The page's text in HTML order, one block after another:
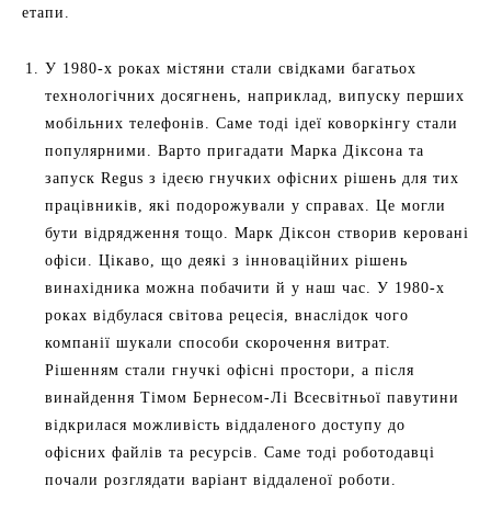
етапи.
У 1980-х роках містяни стали свідками багатьох
технологічних досягнень, наприклад, випуску перших
мобільних телефонів. Саме тоді ідеї коворкінгу стали
популярними. Варто пригадати Марка Діксона та
запуск Regus з ідеєю гнучких офісних рішень для тих
працівників, які подорожували у справах. Це могли
бути відрядження тощо. Марк Діксон створив керовані
офіси. Цікаво, що деякі з інноваційних рішень
винахідника можна побачити й у наш час. У 1980-х
роках відбулася світова рецесія, внаслідок чого
компанії шукали способи скорочення витрат.
Рішенням стали гнучкі офісні простори, а після
винайдення Тімом Бернесом-Лі Всесвітньої павутини
відкрилася можливість віддаленого доступу до
офісних файлів та ресурсів. Саме тоді роботодавці
почали розглядати варіант віддаленої роботи.